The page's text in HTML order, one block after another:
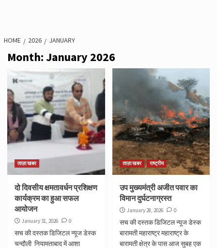
HOME 2026 JANUARY
Month:January 2026
ताज़ा खबर
दो दिवसीय क्षमतावर्धन प्रशिक्षण
कार्यक्रम का हुआ सफल
आयोजन
January 31, 2026 0
सच की दस्तक डिजिटल न्यूज डेस्क
चन्दौली नियामताबाद में आशा
ताज़ा खबर राष्ट्रीय
उप मुख्यमंत्री अजीत पवार का
विमान दुर्घटनाग्रस्त
January 28, 2026 0
सच की दस्तक डिजिटल न्यूज डेस्क
बारामती महाराष्ट्र महाराष्ट्र के
बारामती क्षेत्र के पास आज सुबह एक